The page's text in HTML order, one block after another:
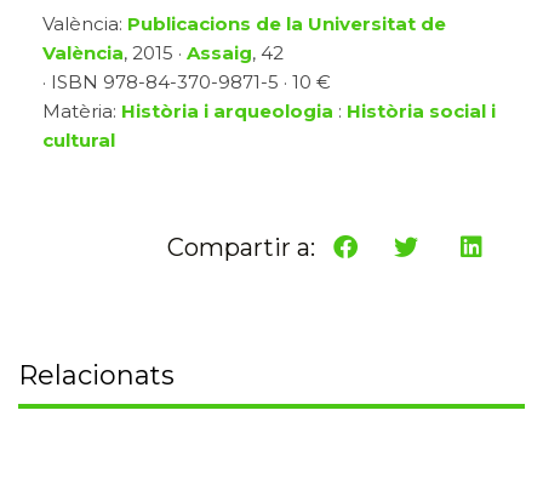
València: Publicacions de la Universitat de
València, 2015 · Assaig, 42
· ISBN 978-84-370-9871-5 · 10 €
Matèria: Història i arqueologia : Història social i
cultural
Compartir a:
Relacionats